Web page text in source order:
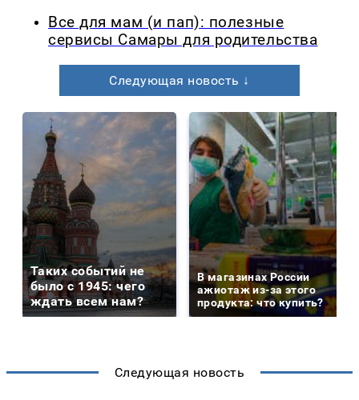
Все для мам (и пап): полезные
сервисы Самары для родительства
Следующая новость ↓
Таких событий не
было с 1945: чего
ждать всем нам?
В магазинах России
ажиотаж из-за этого
продукта: что купить?
Следующая новость